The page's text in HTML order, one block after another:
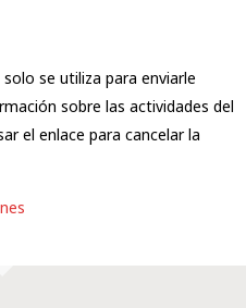
se utiliza para enviarle
sobre las actividades del
el enlace para cancelar la